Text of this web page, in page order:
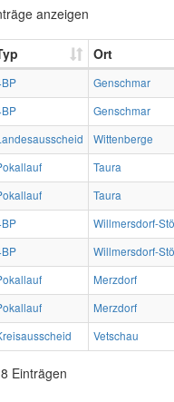
anzeigen
Ort
Genschmar
Genschmar
Wittenberge
Taura
Taura
Willmersdorf-
Willmersdorf-
Merzdorf
Merzdorf
Vetschau
Einträgen